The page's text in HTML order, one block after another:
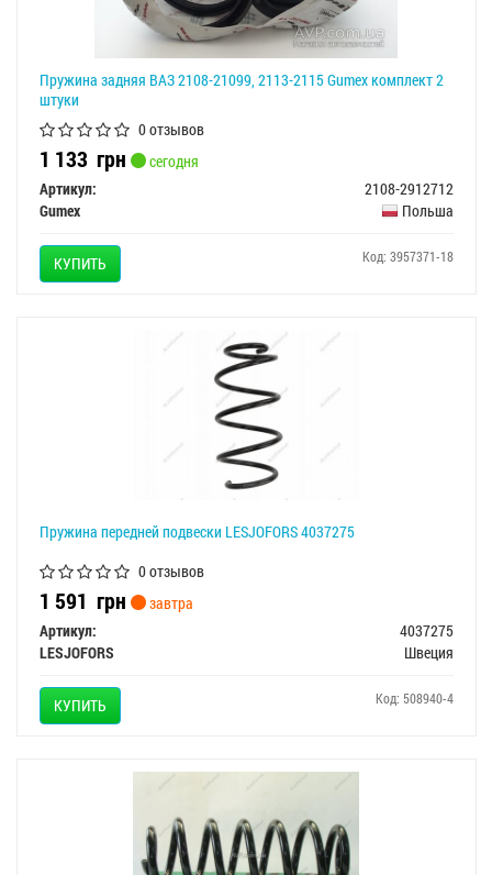
Пружина задняя ВАЗ 2108-21099, 2113-2115 Gumex комплект 2
штуки
0 отзывов
1 133 грн
сегодня
Артикул:
2108-2912712
Gumex
Польша
КУПИТЬ Код: 3957371-18
Пружина передней подвески LESJOFORS 4037275
0 отзывов
1 591 грн
завтра
Артикул:
4037275
LESJOFORS
Швеция
КУПИТЬ Код: 508940-4